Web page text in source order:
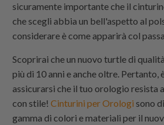
sicuramente importante che il
che scegli abbia un bell'aspetto al
considerare è come apparirà col
Scoprirai che un nuovo turtle di
più di 10 anni e anche oltre. Pertanto,
assicurarsi che il tuo orologio resista
con stile!Cinturini per Orologi sono
gamma di colori e materiali per il